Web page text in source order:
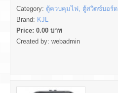
Category: ตู้ควบคุมไฟ, ตู้สวิตซ์บอร์ด
Brand: KJL
Price: 0.00 บาท
Created by: webadmin